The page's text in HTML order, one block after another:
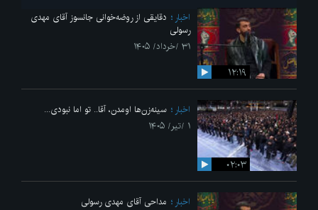
۱۲:۱۹
اخبار
دقایقی از روضه‌خوانی جانسوز آقای مهدی
رسولی
۳۱ /خرداد/ ۱۴۰۵
۰۲:۰۳
اخبار
سینه‌زن‌ها اومدن،‌ آقا.. تو اما نبودی...
۱ /تیر/ ۱۴۰۵
اخبار
مداحی آقای مهدی رسولی